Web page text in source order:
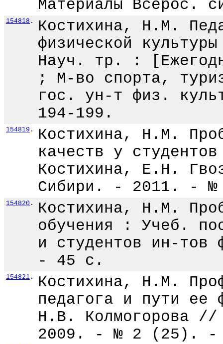
Материалы
154818 .
Костихина, Н.М.
физической
Науч. тр. :
; М-во спорта,
гос. ун-т физ.
194-199.
154819 .
Костихина, Н.М.
качеств у
Костихина, Е.Н.
Сибири. - 2011. -
154820 .
Костихина, Н.М.
обучения : Учеб.
и студентов ин-
- 45 с.
154821 .
Костихина, Н.М.
педагога и пути ее
Н.В. Колмогорова //
2009. - № 2 (25). -